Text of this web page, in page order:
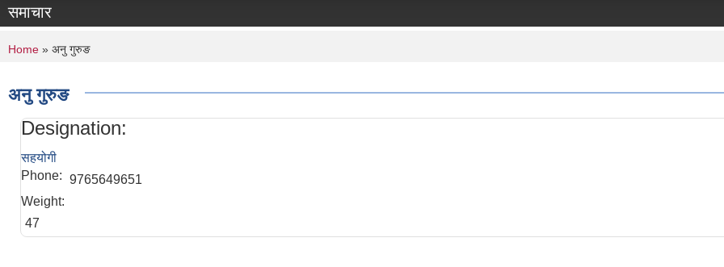
समाचार
You are here
Home » अनु गुरुङ
अनु गुरुङ
Designation:
सहयोगी
Phone: 9765649651
Weight:
47